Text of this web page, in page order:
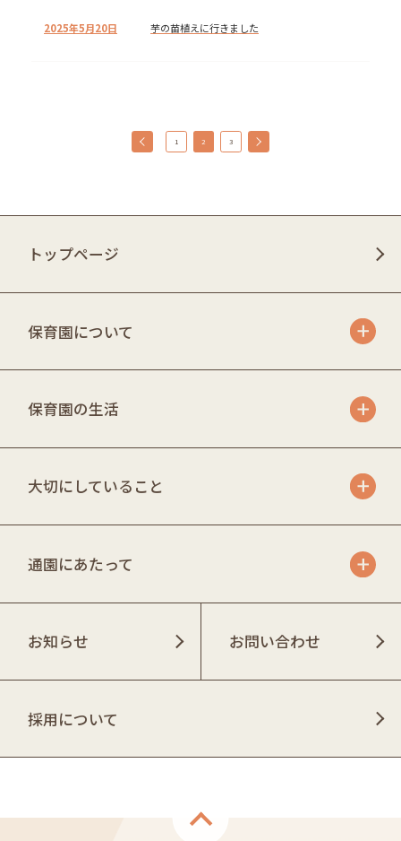
2025年5月20日 芋の苗植えに行きました
1 2 3
トップページ
保育園について
保育園の生活
大切にしていること
通園にあたって
お知らせ お問い合わせ
採用について